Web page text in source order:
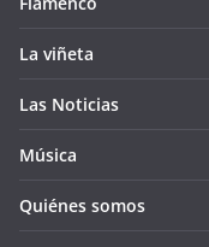
La viñeta
Las Noticias
Música
Quiénes somos